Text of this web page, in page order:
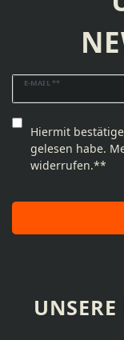
E-MAIL **
Newsletter
Honig
Hiermit
gelesen habe.
widerrufen.**